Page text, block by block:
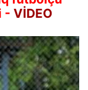
- VİDEO